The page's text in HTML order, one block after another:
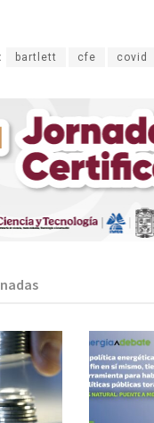
bartlett cfe covid